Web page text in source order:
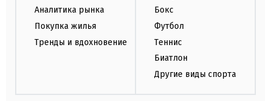
Аналитика рынка
Покупка жилья
Тренды и вдохновение
Бокс
Футбол
Теннис
Биатлон
Другие виды спорта